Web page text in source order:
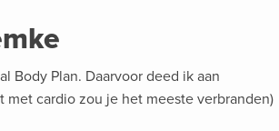
Body Plan. Daarvoor deed ik aan
met cardio zou je het meeste verbranden)